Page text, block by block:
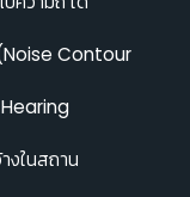
(Noise Contour
งในสถาน